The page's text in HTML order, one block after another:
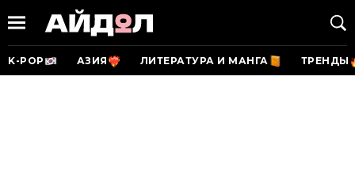
K-POP АЗИЯ ЛИТЕРАТУРА И МАНГА ТРЕНДЫ